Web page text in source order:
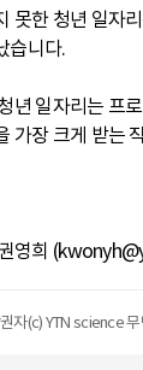
못한 청년 일자
습니다.
년 일자리는 프
가장 크게 받는
영희
자(c) YTN science